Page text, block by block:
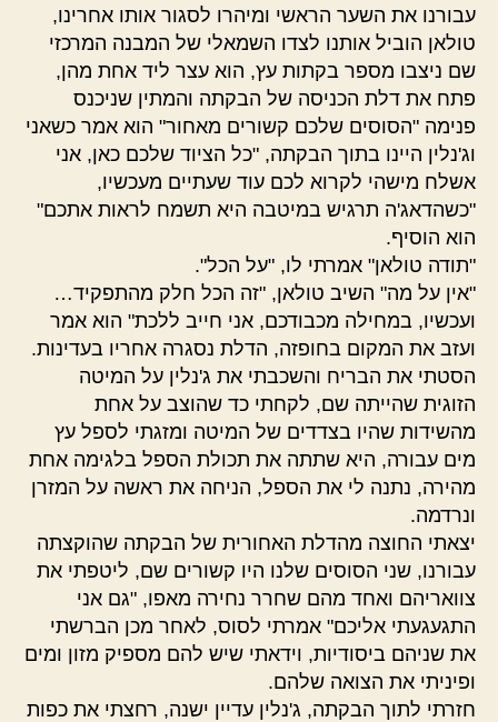
עבורנו את השער הראשי ומיהרו לסגור אותו אחרינו,
טולאן הוביל אותנו לצדו השמאלי של המבנה המרכזי
שם ניצבו מספר בקתות עץ, הוא עצר ליד אחת מהן,
פתח את דלת הכניסה של הבקתה והמתין שניכנס
פנימה "הסוסים שלכם קשורים מאחור" הוא אמר כשאני
וג'נלין היינו בתוך הבקתה, "כל הציוד שלכם כאן, אני
אשלח מישהי לקרוא לכם עוד שעתיים מעכשיו,
"כשהדאג'ה תרגיש במיטבה היא תשמח לראות אתכם"
הוא הוסיף.
"תודה טולאן" אמרתי לו, "על הכל".
"אין על מה" השיב טולאן, "זה הכל חלק מהתפקיד…
ועכשיו, במחילה מכבודכם, אני חייב ללכת" הוא אמר
ועזב את המקום בחופזה, הדלת נסגרה אחריו בעדינות.
הסטתי את הבריח והשכבתי את ג'נלין על המיטה
הזוגית שהייתה שם, לקחתי כד שהוצב על אחת
מהשידות שהיו בצדדים של המיטה ומזגתי לספל עץ
מים עבורה, היא שתתה את תכולת הספל בלגימה אחת
מהירה, נתנה לי את הספל, הניחה את ראשה על המזרן
ונרדמה.
יצאתי החוצה מהדלת האחורית של הבקתה שהוקצתה
עבורנו, שני הסוסים שלנו היו קשורים שם, ליטפתי את
צוואריהם ואחד מהם שחרר נחירה מאפו, "גם אני
התגעגעתי אליכם" אמרתי לסוס, לאחר מכן הברשתי
את שניהם ביסודיות, וידאתי שיש להם מספיק מזון ומים
ופיניתי את הצואה שלהם.
חזרתי לתוך הבקתה, ג'נלין עדיין ישנה, רחצתי את כפות